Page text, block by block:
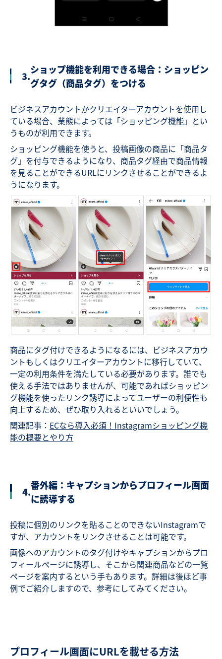
3.
ショップ機能を利用できる場合：ショッピン
グタグ（商品タグ）をつける
ビジネスアカウントかクリエイターアカウントを使用し
ている場合、業態によっては「ショッピング機能」とい
うものが利用できます。
ショッピング機能を使うと、投稿画像の商品に「商品タ
グ」を付与できるようになり、商品タグ経由で商品情報
を見ることができるURLにリンクさせることができるよ
うになります。
商品にタグ付けできるようになるには、ビジネスアカウ
ントもしくはクリエイターアカウントに移行していて、
一定の利用条件を満たしている必要があります。誰でも
使える手法ではありませんが、可能であればショッピン
グ機能を使ったリンク誘導によってユーザーの利便性も
向上するため、ぜひ取り入れるといいでしょう。
関連記事： ECなら導入必須！Instagramショッピング機
能の概要とやり方
4.
番外編：キャプションからプロフィール画面
に誘導する
投稿に個別のリンクを貼ることのできないInstagramで
すが、アカウントをリンクさせることは可能です。
画像へのアカウントのタグ付けやキャプションからプロ
フィールぺージに誘導し、そこから関連商品などの一覧
ページを案内するという手もあります。詳細は後ほど事
例でご紹介しますので、参考にしてみてください。
プロフィール画面にURLを載せる方法